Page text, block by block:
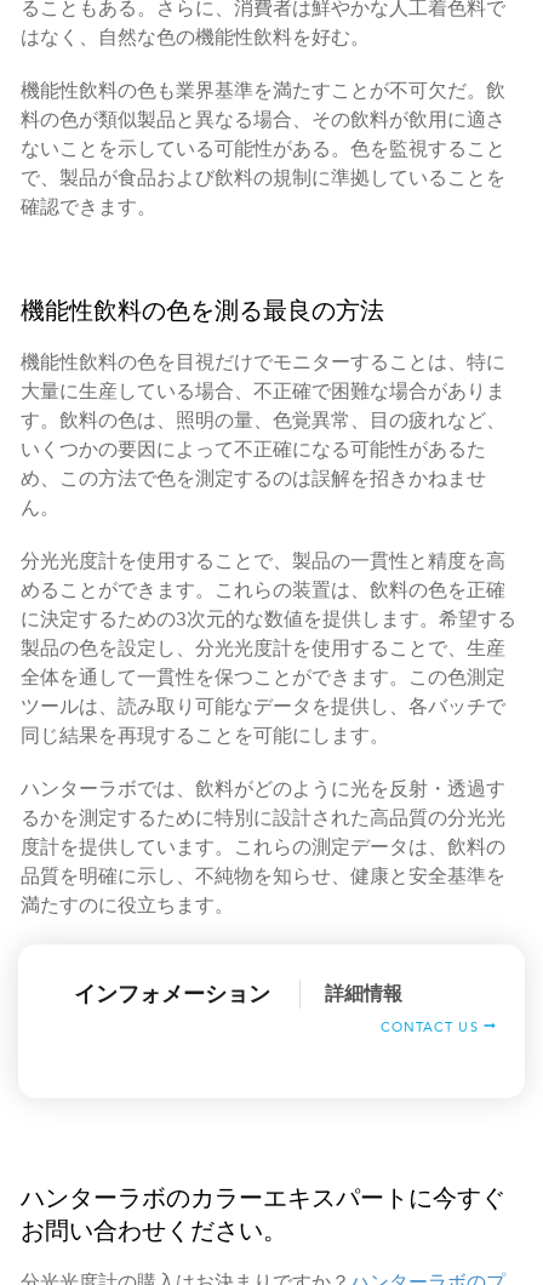
ることもある。さらに、消費者は鮮やかな人工着色料で
はなく、自然な色の機能性飲料を好む。
機能性飲料の色も業界基準を満たすことが不可欠だ。飲
料の色が類似製品と異なる場合、その飲料が飲用に適さ
ないことを示している可能性がある。色を監視すること
で、製品が食品および飲料の規制に準拠していることを
確認できます。
機能性飲料の色を測る最良の方法
機能性飲料の色を目視だけでモニターすることは、特に
大量に生産している場合、不正確で困難な場合がありま
す。飲料の色は、照明の量、色覚異常、目の疲れなど、
いくつかの要因によって不正確になる可能性があるた
め、この方法で色を測定するのは誤解を招きかねませ
ん。
分光光度計を使用することで、製品の一貫性と精度を高
めることができます。これらの装置は、飲料の色を正確
に決定するための3次元的な数値を提供します。希望する
製品の色を設定し、分光光度計を使用することで、生産
全体を通して一貫性を保つことができます。この色測定
ツールは、読み取り可能なデータを提供し、各バッチで
同じ結果を再現することを可能にします。
ハンターラボでは、飲料がどのように光を反射・透過す
るかを測定するために特別に設計された高品質の分光光
度計を提供しています。これらの測定データは、飲料の
品質を明確に示し、不純物を知らせ、健康と安全基準を
満たすのに役立ちます。
インフォメーション 詳細情報
CONTACT US
ハンターラボのカラーエキスパートに今すぐ
お問い合わせください。